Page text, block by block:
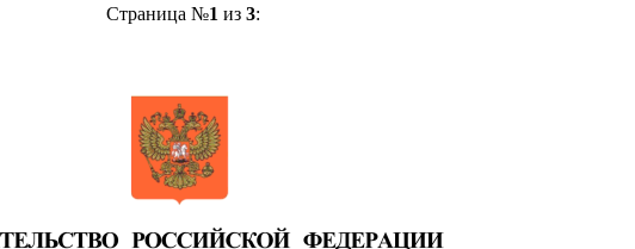
Страница №1 из 3: